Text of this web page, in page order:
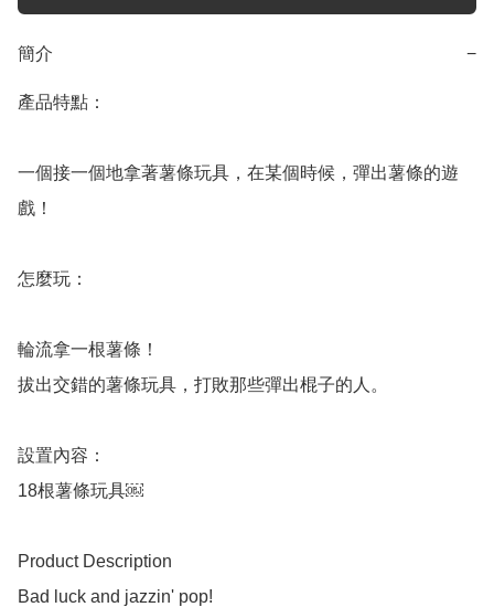
簡介 −
產品特點：
一個接一個地拿著薯條玩具，在某個時候，彈出薯條的遊
戲！
怎麼玩：
輪流拿一根薯條！
拔出交錯的薯條玩具，打敗那些彈出棍子的人。
設置內容：
18根薯條玩具￼
Product Description
Bad luck and jazzin' pop!